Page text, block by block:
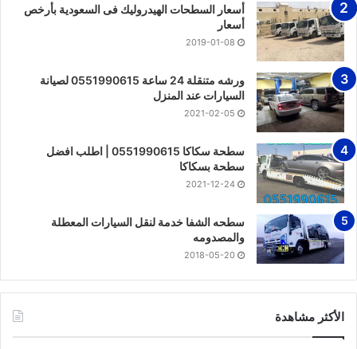
أسعار السطحات الهيدروليك فى السعودية بأرخص
أسعار
2019-01-08
ورشه متنقلة 24 ساعة 0551990615 لصيانة
السيارات عند المنزل
2021-02-05
سطحة سكاكا 0551990615 | اطلب افضل
سطحة بسكاكا
2021-12-24
سطحه الشفا خدمة لنقل السيارات المعطلة
والمصدومه
2018-05-20
الأكثر مشاهدة